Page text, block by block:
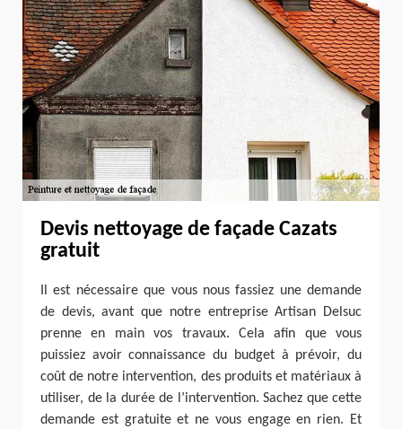
Devis nettoyage de façade Cazats
gratuit
Il est nécessaire que vous nous fassiez une demande
de devis, avant que notre entreprise Artisan Delsuc
prenne en main vos travaux. Cela afin que vous
puissiez avoir connaissance du budget à prévoir, du
coût de notre intervention, des produits et matériaux à
utiliser, de la durée de l’intervention. Sachez que cette
demande est gratuite et ne vous engage en rien. Et